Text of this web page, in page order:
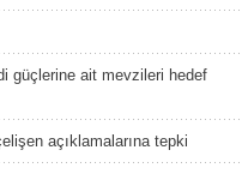
güçlerine ait mevzileri hedef
açıklamalarına tepki